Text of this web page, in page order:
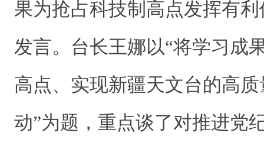
果为抢占科技制高点发挥有
发言。台长王娜以“将学习成
高点、实现新疆天文台的高
动”为题，重点谈了对推进党